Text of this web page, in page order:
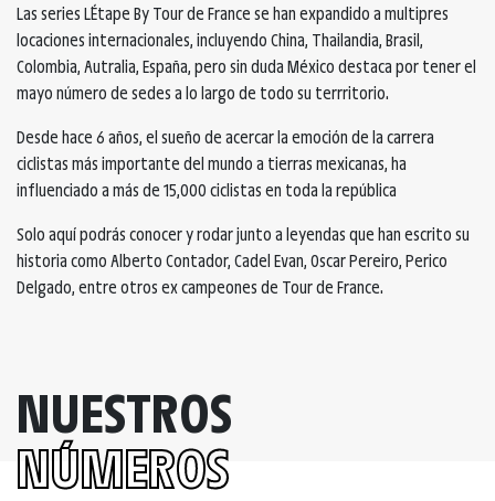
Las series L´Étape By Tour de France se han expandido a multipres
locaciones internacionales, incluyendo China, Thailandia, Brasil,
Colombia, Autralia, España, pero sin duda México destaca por tener el
mayo número de sedes a lo largo de todo su terrritorio.
Desde hace 6 años, el sueño de acercar la emoción de la carrera
ciclistas más importante del mundo a tierras mexicanas, ha
influenciado a más de 15,000 ciclistas en toda la república
Solo aquí podrás conocer y rodar junto a leyendas que han escrito su
historia como Alberto Contador, Cadel Evan, Oscar Pereiro, Perico
Delgado, entre otros ex campeones de Tour de France.
NUESTROS
NÚMEROS